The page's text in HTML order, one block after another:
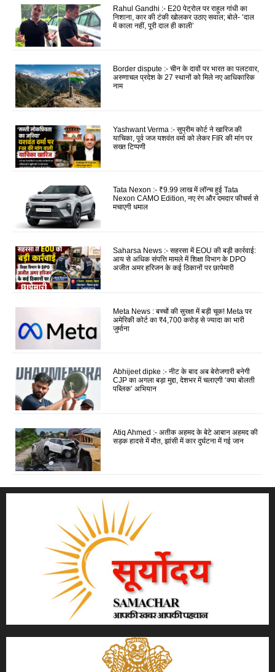
Rahul Gandhi :- E20 पेट्रोल पर राहुल गांधी का
निशाना, कार की टंकी खोलकर उठाए सवाल; बोले- ‘दाल
में काला नहीं, पूरी दाल ही काली’
Border dispute :- चीन के दावों पर भारत का पलटवार,
अरुणाचल प्रदेश के 27 स्थानों को मिले नए आधिकारिक
नाम
Yashwant Verma :- सुप्रीम कोर्ट ने खारिज की
याचिका, पूर्व जज यशवंत वर्मा को लेकर FIR की मांग पर
सख्त टिप्पणी
Tata Nexon :- ₹9.99 लाख में लॉन्च हुई Tata
Nexon CAMO Edition, नए रंग और दमदार फीचर्स से
मचाएगी धमाल
Saharsa News :- सहरसा में EOU की बड़ी कार्रवाई:
आय से अधिक संपत्ति मामले में शिक्षा विभाग के DPO
अजीत अमर हरिजन के कई ठिकानों पर छापेमारी
Meta News : बच्चों की सुरक्षा में बड़ी चूक! Meta पर
अमेरिकी कोर्ट का ₹4,700 करोड़ से ज्यादा का भारी
जुर्माना
Abhijeet dipke :- नीट के बाद अब बेरोजगारी बनेगी
CJP का अगला बड़ा मुद्दा, देशभर में चलाएगी ‘क्या बोलती
पब्लिक’ अभियान
Atiq Ahmed :- अतीक अहमद के बेटे आबान अहमद की
सड़क हादसे में मौत, झांसी में कार दुर्घटना में गई जान